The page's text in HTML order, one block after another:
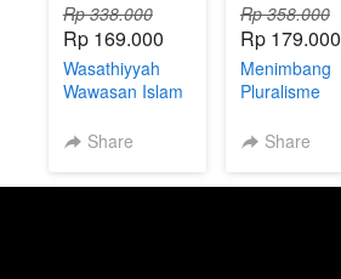
Rp 338.000
Rp 169.000
Wasathiyyah
Wawasan Islam
Moderasi
Share
Rp 358.000
Rp 179.000
Menimbang
Pluralisme
Share